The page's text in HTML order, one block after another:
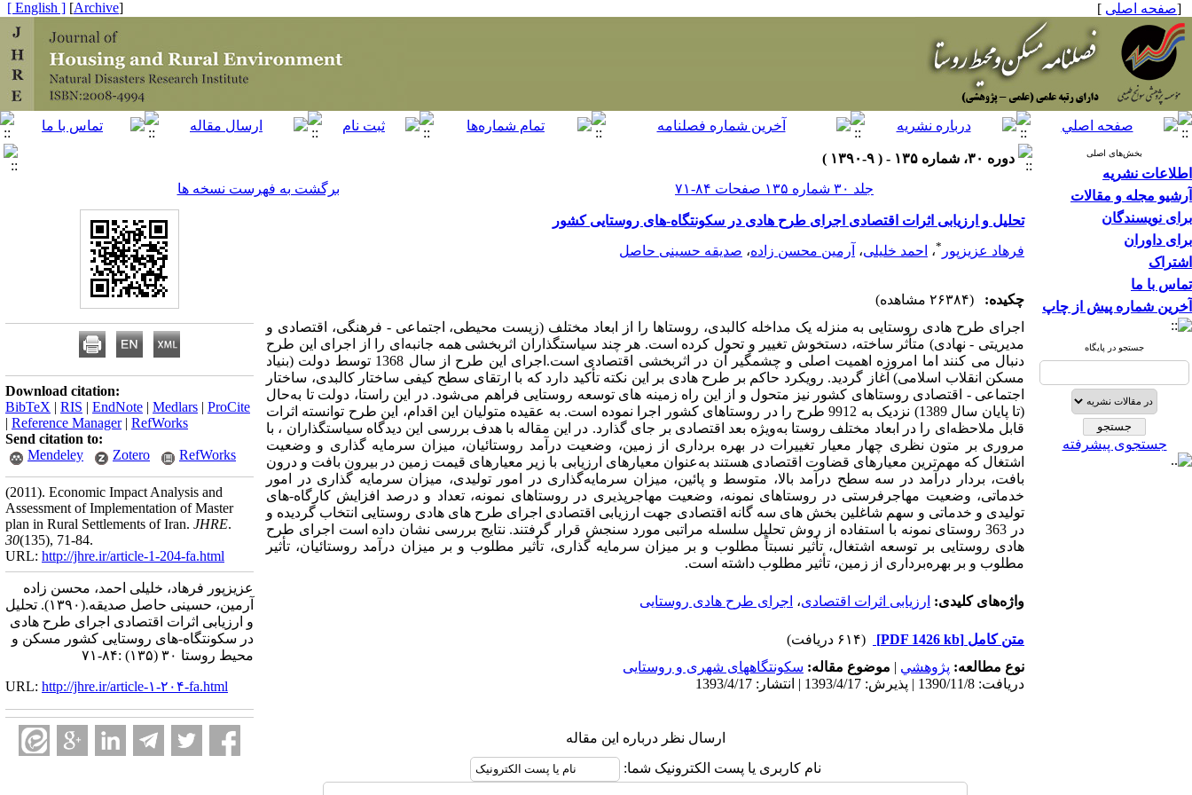
[صفحه اصلی ]
[
Archive
]
[ English ]
بخش‌های اصلی
اطلاعات نشریه
آرشیو مجله و مقالات
برای نویسندگان
برای داوران
اشتراک
تماس با ما
آخرین شماره پیش از چاپ
جستجو در پایگاه
جستجوی پیشرفته
دوره ۳۰، شماره ۱۳۵ - ( ۹-۱۳۹۰ )
جلد ۳۰ شماره ۱۳۵ صفحات ۸۴-۷۱
برگشت به فهرست نسخه ها
تحلیل و ارزیابی اثرات اقتصادی اجرای طرح هادی در سکونتگاه-های روستایی کشور
فرهاد عزیزپور *، احمد خلیلی، آرمین محسن زاده، صدیقه حسینی حاصل
چکیده:
(۲۶۳۸۴ مشاهده)
اجرای طرح هادی روستایی به منزله یک مداخله کالبدی، روستاها را از ابعاد مختلف (زیست محیطی، اجتماعی - فرهنگی، اقتصادی و
مدیریتی - نهادی) متأثر ساخته، دستخوش تغییر و تحول کرده است. هر چند سیاستگذاران اثربخشی همه جانبه‌ای را از اجرای این طرح
دنبال می کنند اما امروزه اهمیت اصلی و چشمگیر آن در اثربخشی اقتصادی است.اجرای این طرح از سال 1368 توسط دولت (بنیاد
مسکن انقلاب اسلامی) آغاز گردید. رویکرد حاکم بر طرح هادی بر این نکته تأکید دارد که با ارتقای سطح کیفی ساختار کالبدی، ساختار
اجتماعی - اقتصادی روستاهای کشور نیز متحول و از این راه زمینه های توسعه روستایی فراهم می‌شود. در این راستا، دولت تا به‌حال
(تا پایان سال 1389) نزدیک به 9912 طرح را در روستاهای کشور اجرا نموده است. به عقیده متولیان این اقدام، این طرح توانسته اثرات
قابل ملاحظه‌ای را در ابعاد مختلف روستا به‌ویژه بعد اقتصادی بر جای گذارد. در این مقاله با هدف بررسی این دیدگاه سیاستگذاران ، با
مروری بر متون نظری چهار معیار تغییرات در بهره برداری از زمین، وضعیت درآمد روستائیان، میزان سرمایه گذاری و وضعیت
اشتغال که مهم‌ترین معیارهای قضاوت اقتصادی هستند به‌عنوان معیارهای ارزیابی با زیر معیارهای قیمت زمین در بیرون بافت و درون
بافت، بردار درآمد در سه سطح درآمد بالا، متوسط و پائین، میزان سرمایه‌گذاری در امور تولیدی، میزان سرمایه گذاری در امور
خدماتی، وضعیت مهاجرفرستی در روستاهای نمونه، وضعیت مهاجرپذیری در روستاهای نمونه، تعداد و درصد افزایش کارگاه-های
تولیدی و خدماتی و سهم شاغلین بخش های سه گانه اقتصادی جهت ارزیابی اقتصادی اجرای طرح های هادی روستایی انتخاب گردیده و
در 363 روستای نمونه با استفاده از روش تحلیل سلسله مراتبی مورد سنجش قرار گرفتند. نتایج بررسی نشان داده است اجرای طرح
هادی روستایی بر توسعه اشتغال، تأثیر نسبتاً مطلوب و بر میزان سرمایه گذاری، تأثیر مطلوب و بر میزان درآمد روستائیان، تأثیر
مطلوب و بر بهره‌برداری از زمین، تأثیر مطلوب داشته است.
واژه‌های کلیدی: ارزیابی اثرات اقتصادی، اجرای طرح هادی روستایی
متن کامل [PDF 1426 kb]
(۶۱۴ دریافت)
نوع مطالعه: پژوهشي | موضوع مقاله: سکونتگاههای شهری و روستایی
دریافت: 1390/11/8 | پذیرش: 1393/4/17 | انتشار: 1393/4/17
ارسال نظر درباره این مقاله
نام کاربری یا پست الکترونیک شما:
Download citation:
BibTeX | RIS | EndNote | Medlars | ProCite
| Reference Manager| RefWorks
Send citation to:
Mendeley
Zotero RefWorks
(2011). Economic Impact Analysis and
Assessment of Implementation of Master
plan in Rural Settlements of Iran. JHRE.
30(135), 71-84.
URL: http://jhre.ir/article-1-204-fa.html
عزیزپور فرهاد، خلیلی احمد، محسن زاده
آرمین، حسینی حاصل صدیقه.(۱۳۹۰).
تحلیل
و ارزیابی اثرات اقتصادی اجرای طرح هادی
در سکونتگاه-های روستایی کشور مسکن و
محیط روستا ۳۰ (۱۳۵) :۸۴-۷۱
URL: http://jhre.ir/article-۱-۲۰۴-fa.html